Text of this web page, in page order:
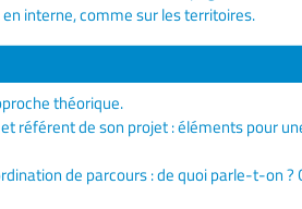
interne, comme sur les territoires.
théorique.
référent de son projet : éléments pour
de parcours : de quoi parle-t-on ?